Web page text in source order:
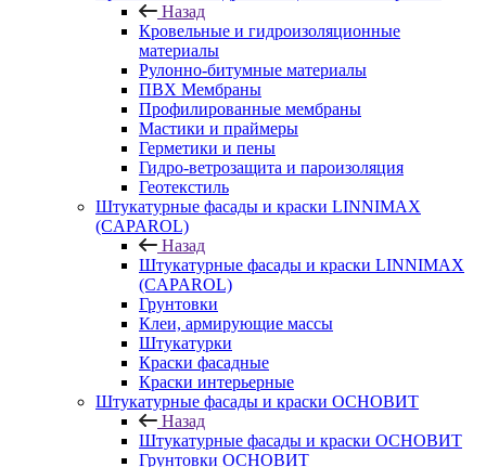
Назад
Кровельные и гидроизоляционные
материалы
Рулонно-битумные материалы
ПВХ Мембраны
Профилированные мембраны
Мастики и праймеры
Герметики и пены
Гидро-ветрозащита и пароизоляция
Геотекстиль
Штукатурные фасады и краски LINNIMAX
(CAPAROL)
Назад
Штукатурные фасады и краски LINNIMAX
(CAPAROL)
Грунтовки
Клеи, армирующие массы
Штукатурки
Краски фасадные
Краски интерьерные
Штукатурные фасады и краски ОСНОВИТ
Назад
Штукатурные фасады и краски ОСНОВИТ
Грунтовки ОСНОВИТ